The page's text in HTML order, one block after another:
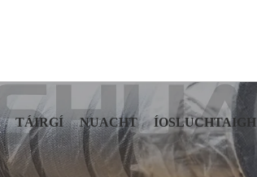
TÁIRGÍ NUACHT ÍOSLUCHTAIGH